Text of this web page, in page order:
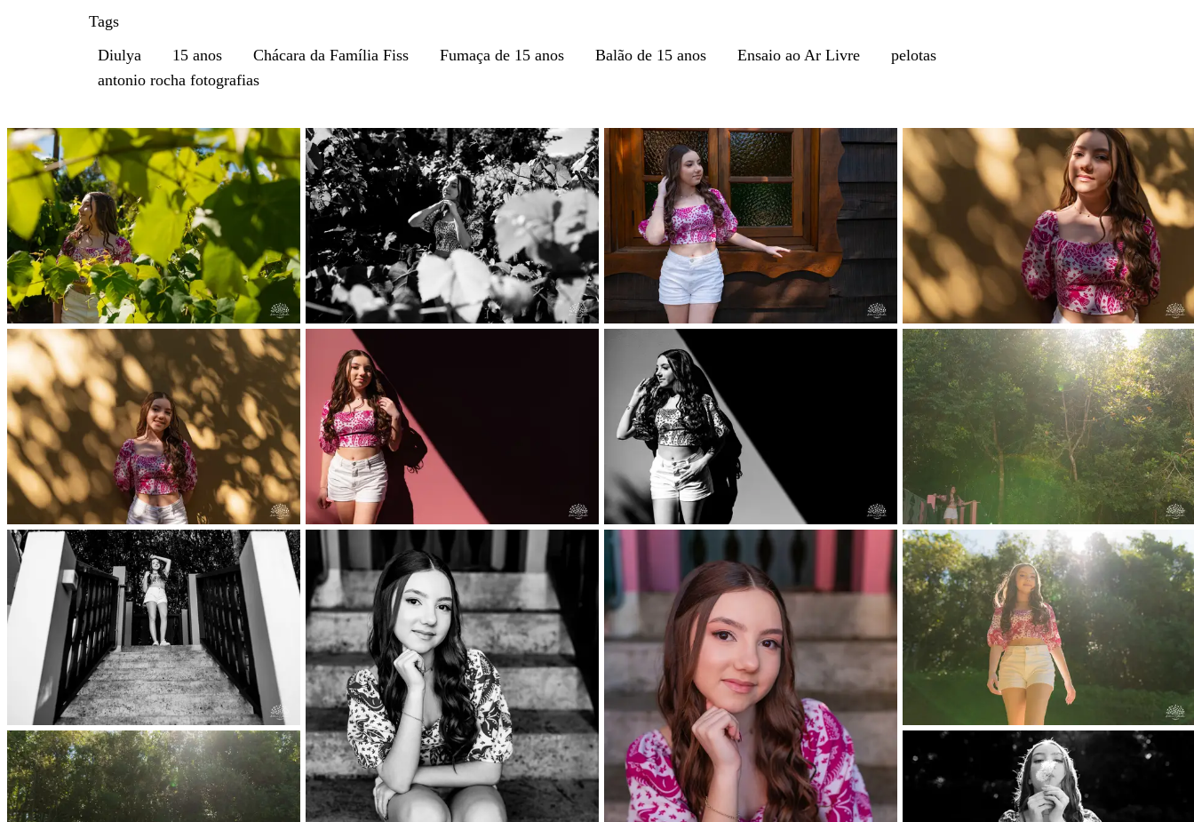
Tags
Diulya
15 anos Chácara da Família Fiss Fumaça de 15 anos Balão de 15 anos Ensaio ao Ar Livre
pelotas
antonio rocha fotografias